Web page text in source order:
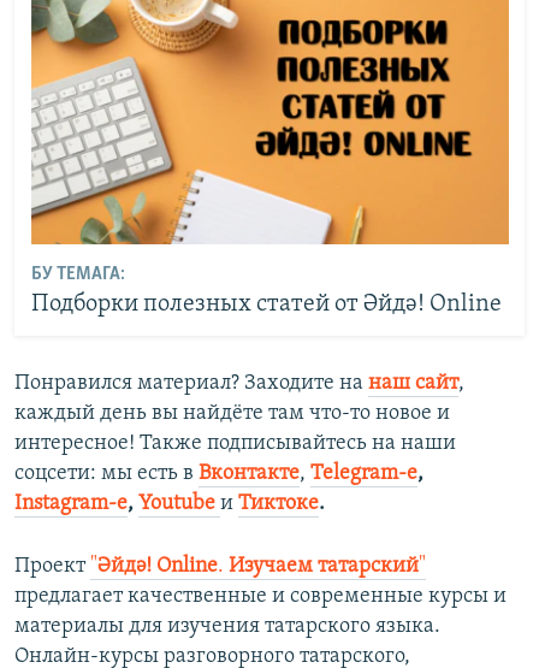
БУ ТЕМАГА:
Подборки полезных статей от Әйдә! Online
Понравился материал? Заходите на наш сайт,
каждый день вы найдёте там что-то новое и
интересное! Также подписывайтесь на наши
соцсети: мы есть в Вконтакте, Telegram-е,
Instagram-е, Youtube и Тиктоке.
Проект "Әйдә! Online. Изучаем татарский"
предлагает качественные и современные курсы и
материалы для изучения татарского языка.
Онлайн-курсы разговорного татарского,